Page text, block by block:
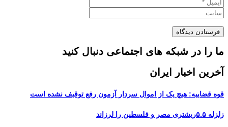
ما را در شبکه های اجتماعی دنبال کنید
آخرین اخبار ایران
قوه قضاییه: هیچ یک از اموال سردار آزمون رفع توقیف نشده است
زلزله ۵.۵ریشتری مصر و فلسطین را لرزاند